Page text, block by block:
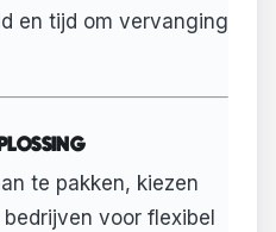
en tijd om vervanging
te pakken, kiezen
voor flexibel